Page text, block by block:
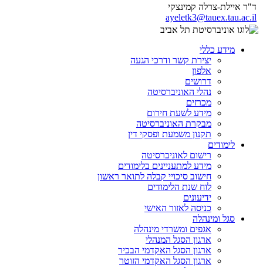
ד"ר איילת-צרלה קמינצקי
ayeletk3@tauex.tau.ac.il
מידע כללי
יצירת קשר ודרכי הגעה
אלפון
דרושים
נהלי האוניברסיטה
מכרזים
מידע לשעת חירום
מבקרת האוניברסיטה
תקנון משמעת ופסקי דין
לימודים
רישום לאוניברסיטה
מידע למתעניינים בלימודים
חישוב סיכויי קבלה לתואר ראשון
לוח שנת הלימודים
ידיעונים
כניסה לאזור האישי
סגל ומינהלה
אגפים ומשרדי מינהלה
ארגון הסגל המנהלי
ארגון הסגל האקדמי הבכיר
ארגון הסגל האקדמי הזוטר